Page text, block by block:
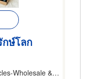
กษ์โลก
Handbag.